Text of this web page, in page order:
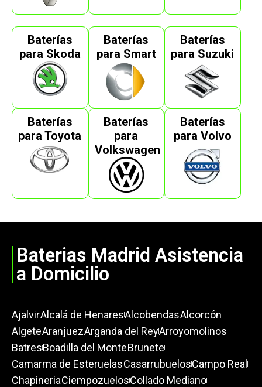
Baterías
para Skoda
Baterías
para Smart
Baterías
para Suzuki
Baterías
para Toyota
Baterías
para
Volkswagen
Baterías
para Volvo
Baterias Madrid Asistencia
a Domicilio
AjalvirAlcalá de HenaresAlcobendasAlcorcón
AlgeteAranjuezArganda del ReyArroyomolinos
BatresBoadilla del MonteBrunete
Camarma de EsteruelasCasarrubuelosCampo Real
ChapineriaCiempozuelosCollado Mediano